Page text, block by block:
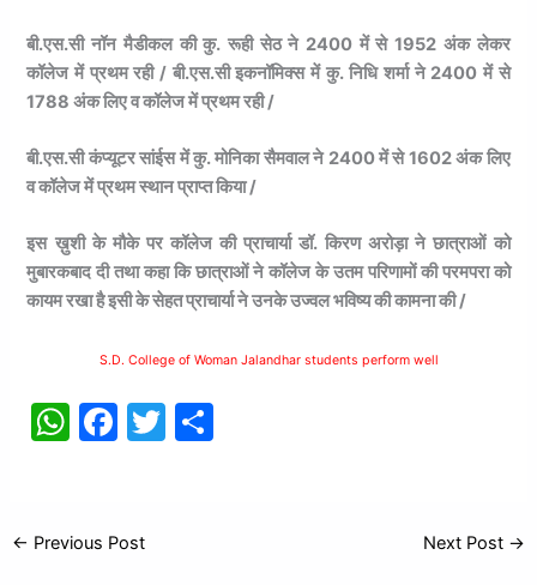
बी.एस.सी नॉन मैडीकल की कु. रूही सेठ ने 2400 में से 1952 अंक लेकर
कॉलेज में प्रथम रही / बी.एस.सी इकनॉमिक्स में कु. निधि शर्मा ने 2400 में से
1788 अंक लिए व कॉलेज में प्रथम रही /
बी.एस.सी कंप्यूटर सांईस में कु. मोनिका सैमवाल ने 2400 में से 1602 अंक लिए
व कॉलेज में प्रथम स्थान प्राप्त किया /
इस ख़ुशी के मौके पर कॉलेज की प्राचार्या डॉ. किरण अरोड़ा ने छात्राओं को
मुबारकबाद दी तथा कहा कि छात्राओं ने कॉलेज के उतम परिणामों की परमपरा को
कायम रखा है इसी के सेहत प्राचार्या ने उनके उज्वल भविष्य की कामना की /
S.D. College of Woman Jalandhar students perform well
W
s
F
e
T
← Previous Post Next Post →